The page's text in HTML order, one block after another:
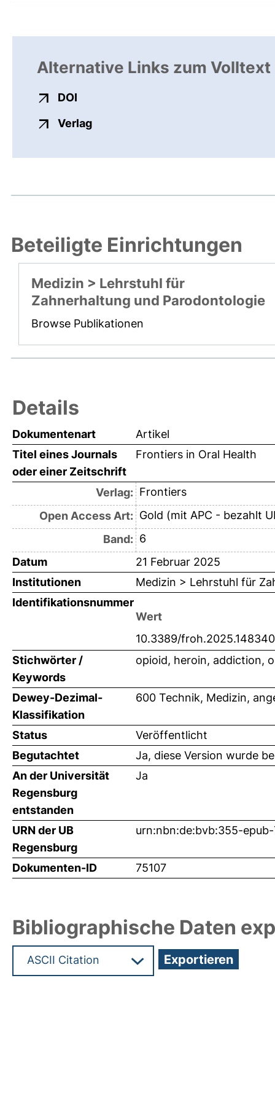
Alternative Links zum Volltext
DOI
Verlagexterner Link, öffnet neues
Beteiligte Einrichtungen
Medizin > Lehrstuhl für
Zahnerhaltung und Parodontologie
Browse Publikationen
Details
Dokumentenart
Artikel
Titel eines Journals
oder einer Zeitschrift
Frontiers in Oral Health
Verlag: Frontiers
Open Access Art: Gold (mit APC - bezahlt
Band: 6
Datum
21 Februar 2025
Institutionen
Medizin > Lehrstuhl für
Identifikationsnummer
Wert
10.3389/
Stichwörter /
Keywords
opioid, heroin, addiction,
Dewey-Dezimal-
Klassifikation
600 Technik, Medizin,
Status
Veröffentlicht
Begutachtet
Ja, diese Version wurde
An der Universität
Regensburg
entstanden
Ja
URN der UB
Regensburg
urn:nbn:de:bvb:355-epub-
Dokumenten-ID 75107
Bibliographische Daten